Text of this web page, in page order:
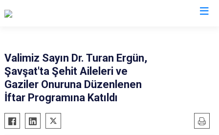
Valimiz Sayın Dr. Turan Ergün,
Şavşat'ta Şehit Aileleri ve
Gaziler Onuruna Düzenlenen
İftar Programına Katıldı